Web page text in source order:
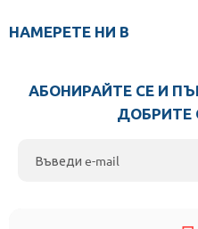
НАМЕРЕТЕ НИ В
АБОНИРАЙТЕ СЕ И
ДОБРИТЕ